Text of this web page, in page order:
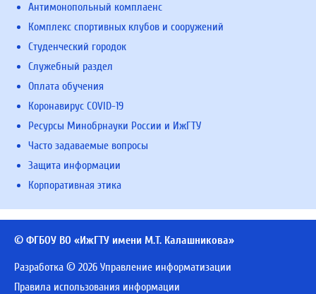
Антимонопольный комплаенс
Комплекс спортивных клубов и сооружений
Студенческий городок
Служебный раздел
Оплата обучения
Коронавирус COVID-19
Ресурсы Минобрнауки России и ИжГТУ
Часто задаваемые вопросы
Защита информации
Корпоративная этика
© ФГБОУ ВО «ИжГТУ имени М.Т. Калашникова»
Разработка © 2026 Управление информатизации
Правила использования информации